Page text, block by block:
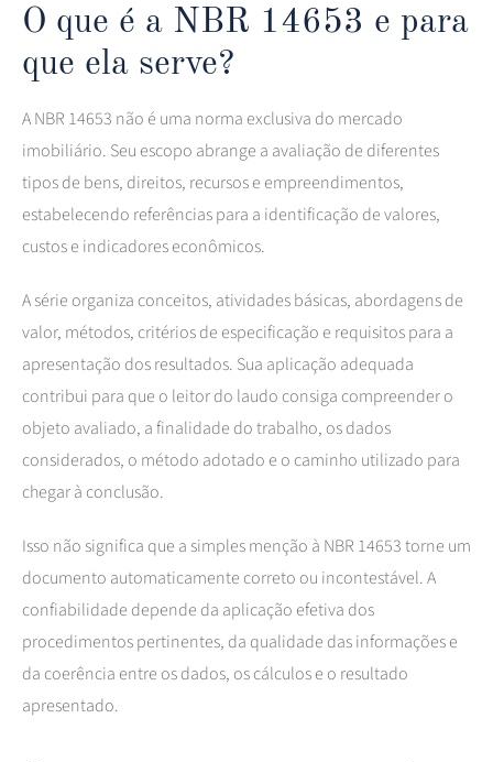
O que é a NBR 14653 e para
que ela serve?
A NBR 14653 não é uma norma exclusiva do mercado
imobiliário. Seu escopo abrange a avaliação de diferentes
tipos de bens, direitos, recursos e empreendimentos,
estabelecendo referências para a identificação de valores,
custos e indicadores econômicos.
A série organiza conceitos, atividades básicas, abordagens de
valor, métodos, critérios de especificação e requisitos para a
apresentação dos resultados. Sua aplicação adequada
contribui para que o leitor do laudo consiga compreender o
objeto avaliado, a finalidade do trabalho, os dados
considerados, o método adotado e o caminho utilizado para
chegar à conclusão.
Isso não significa que a simples menção à NBR 14653 torne um
documento automaticamente correto ou incontestável. A
confiabilidade depende da aplicação efetiva dos
procedimentos pertinentes, da qualidade das informações e
da coerência entre os dados, os cálculos e o resultado
apresentado.